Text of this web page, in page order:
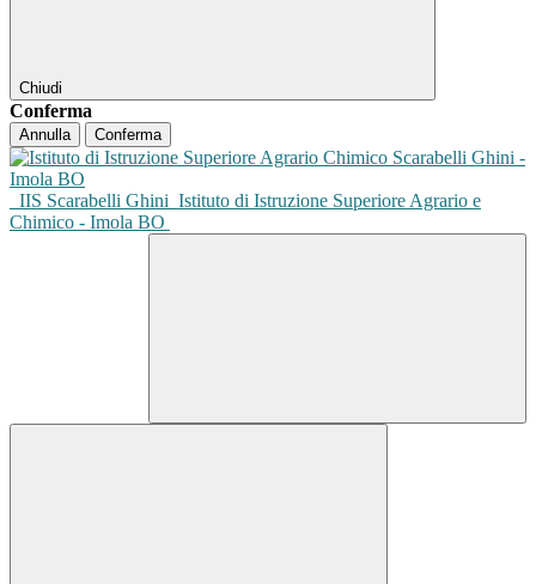
Chiudi
Conferma
Annulla Conferma
IIS Scarabelli Ghini Istituto di Istruzione Superiore Agrario e
Chimico - Imola BO